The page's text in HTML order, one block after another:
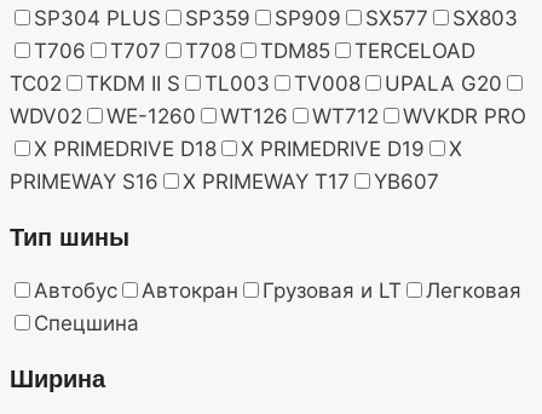
SP304 PLUS
SP359 SP909 SX577
SX803
T706
T707 T708 TDM85
TERCELOAD
TC02
TKDM II S TL003 TV008
UPALA G20
WDV02
WE-1260 WT126 WT712
WVKDR PRO
X PRIMEDRIVE D18
X PRIMEDRIVE D19
X
PRIMEWAY S16
X PRIMEWAY T17 YB607
Тип шины
Автобус Автокран Грузовая и LT
Легковая
Спецшина
Ширина